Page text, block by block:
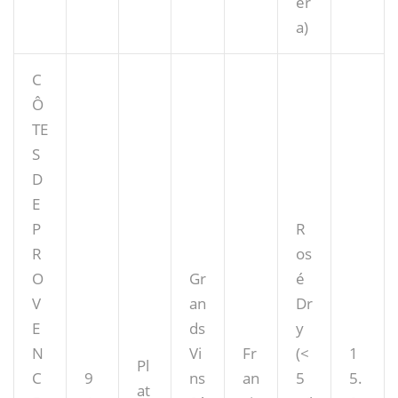
a)
C
Ô
TE
S
D
E
P
R
O
V
E
N
C
9
Pl
at
Gr
an
ds
Vi
ns
Fr
an
R
os
é
Dr
y
(<
5
1
5.